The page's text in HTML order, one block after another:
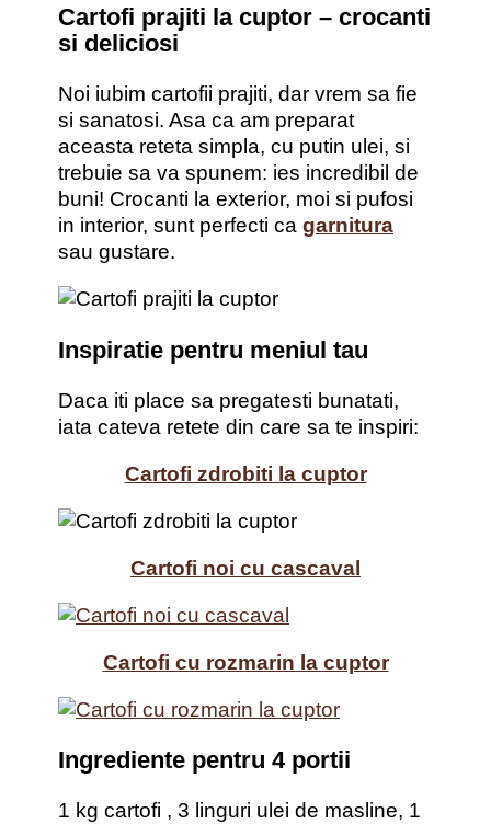
Cartofi prajiti la cuptor – crocanti
si deliciosi
Noi iubim cartofii prajiti, dar vrem sa fie
si sanatosi. Asa ca am preparat
aceasta reteta simpla, cu putin ulei, si
trebuie sa va spunem: ies incredibil de
buni! Crocanti la exterior, moi si pufosi
in interior, sunt perfecti ca garnitura
sau gustare.
Inspiratie pentru meniul tau
Daca iti place sa pregatesti bunatati,
iata cateva retete din care sa te inspiri:
Cartofi zdrobiti la cuptor
Cartofi noi cu cascaval
Cartofi cu rozmarin la cuptor
Ingrediente pentru 4 portii
1 kg cartofi , 3 linguri ulei de masline, 1